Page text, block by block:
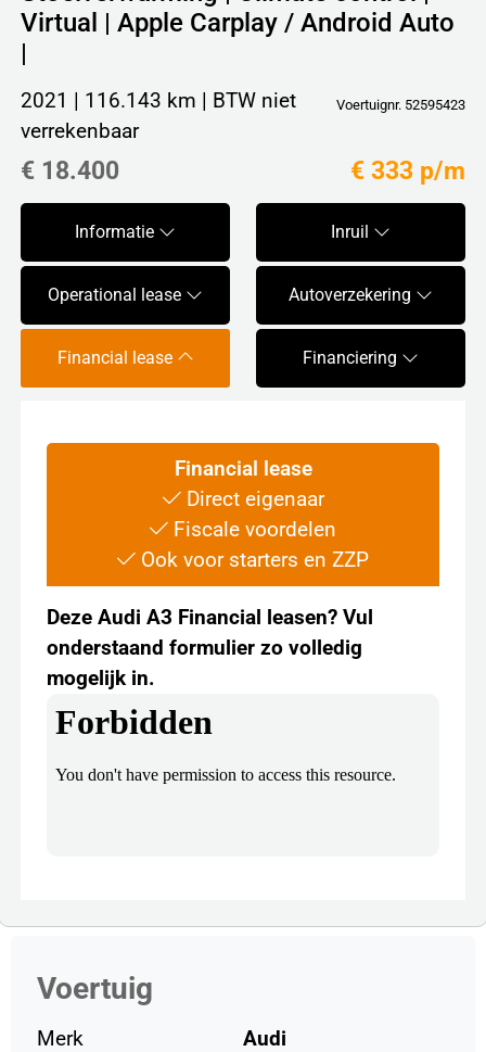
Virtual | Apple Carplay / Android Auto
|
2021 | 116.143 km | BTW niet
verrekenbaar
Voertuignr. 52595423
€ 18.400 € 333 p/m
Informatie Inruil
Operational lease Autoverzekering
Financial lease Financiering
Financial lease
Direct eigenaar
Fiscale voordelen
Ook voor starters en ZZP
Deze Audi A3 Financial leasen? Vul
onderstaand formulier zo volledig
mogelijk in.
Voertuig
Merk Audi